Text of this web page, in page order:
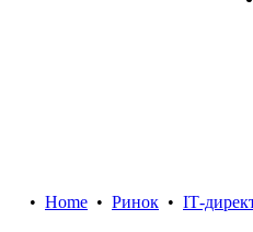
• Home • Ринок • IТ-